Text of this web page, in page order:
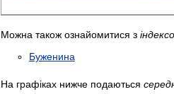
Можна також ознайомитися з
Буженина
На графіках нижче подаються